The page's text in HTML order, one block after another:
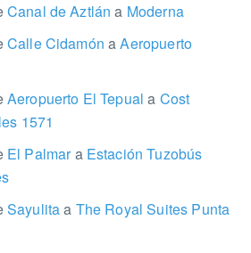
Canal de Aztlána Moderna
Calle CidamónaAeropuerto
Aeropuerto El Tepuala Cost
1571
El PalmaraEstación Tuzobús
Sayulitaa The Royal Suites Punta